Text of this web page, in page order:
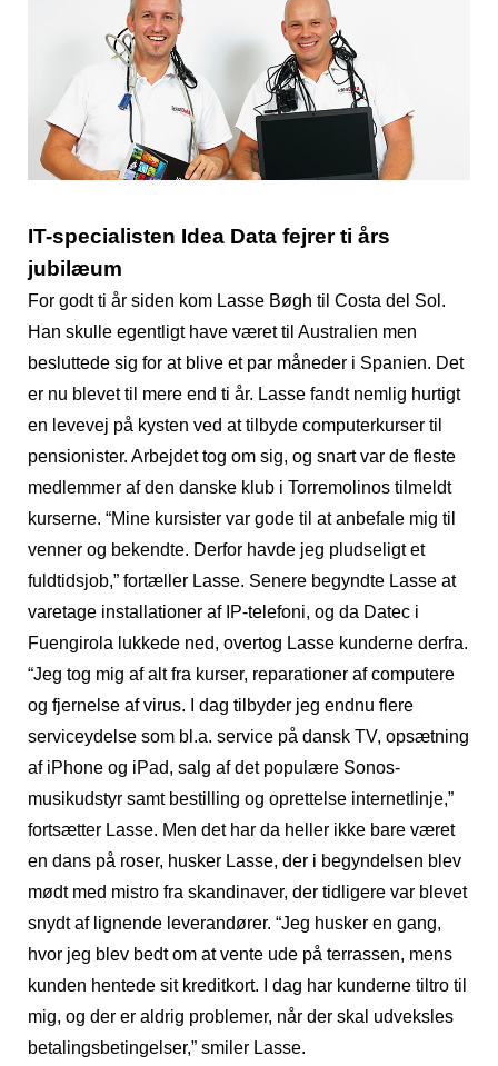
IT-specialisten Idea Data fejrer ti års
jubilæum
For godt ti år siden kom Lasse Bøgh til Costa del Sol.
Han skulle egentligt have været til Australien men
besluttede sig for at blive et par måneder i Spanien. Det
er nu blevet til mere end ti år. Lasse fandt nemlig hurtigt
en levevej på kysten ved at tilbyde computerkurser til
pensionister. Arbejdet tog om sig, og snart var de fleste
medlemmer af den danske klub i Torremolinos tilmeldt
kurserne. “Mine kursister var gode til at anbefale mig til
venner og bekendte. Derfor havde jeg pludseligt et
fuldtidsjob,” fortæller Lasse. Senere begyndte Lasse at
varetage installationer af IP-telefoni, og da Datec i
Fuengirola lukkede ned, overtog Lasse kunderne derfra.
“Jeg tog mig af alt fra kurser, reparationer af computere
og fjernelse af virus. I dag tilbyder jeg endnu flere
serviceydelse som bl.a. service på dansk TV, opsætning
af iPhone og iPad, salg af det populære Sonos-
musikudstyr samt bestilling og oprettelse internetlinje,”
fortsætter Lasse. Men det har da heller ikke bare været
en dans på roser, husker Lasse, der i begyndelsen blev
mødt med mistro fra skandinaver, der tidligere var blevet
snydt af lignende leverandører. “Jeg husker en gang,
hvor jeg blev bedt om at vente ude på terrassen, mens
kunden hentede sit kreditkort. I dag har kunderne tiltro til
mig, og der er aldrig problemer, når der skal udveksles
betalingsbetingelser,” smiler Lasse.